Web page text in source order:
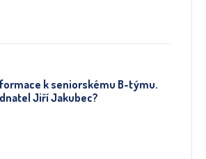
k seniorskému B-týmu.
Jiří Jakubec?